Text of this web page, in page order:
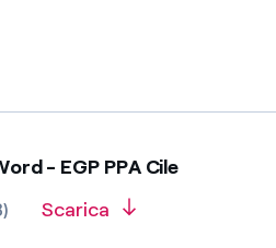
- EGP PPA Cile
Scarica